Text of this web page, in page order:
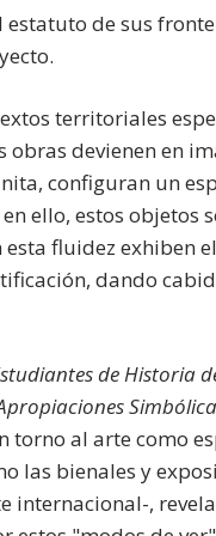
de sus
territoriales
devienen en
configuran un
ello, estos objetos
fluidez exhiben
dando
de Historia
torno al arte como
las bienales y
internacional-,